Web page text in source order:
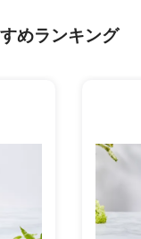
めランキング